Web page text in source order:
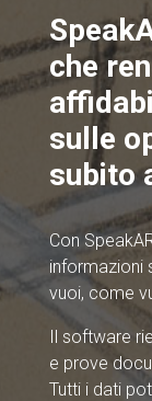
che
sulle
subito
Con
informazioni
vuoi, come
Il software
e prove
Tutti i dati